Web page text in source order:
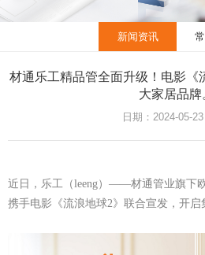
新闻资讯
材通乐工精品管全面升级！电影《
大家居品牌
日期：2024-05-
近日，乐工（leeng）——材通管业旗下
携手电影《流浪地球2》联合宣发，开启